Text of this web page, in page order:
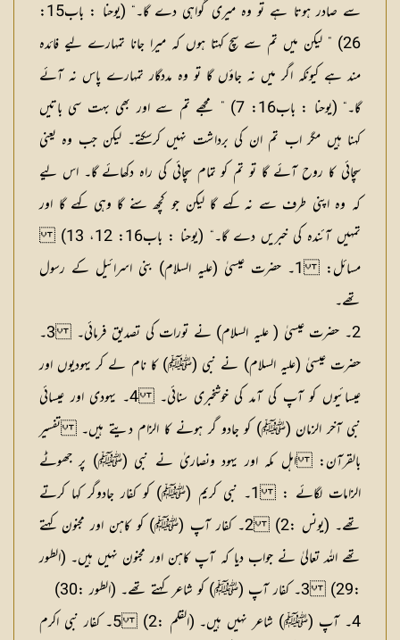
سے صادر ہوتا ہے تو وہ میری گواہی دے گا۔“ (یوحنا : باب15:
26) ” لیکن میں تم سے سچ کہتا ہوں کہ میرا جانا تمہارے لیے فائدہ
مند ہے کیونکہ اگر میں نہ جاؤں گا تو وہ مددگار تمہارے پاس نہ آئے
گا۔“ (یوحنا : باب16: 7) ” مجھے تم سے اور بھی بہت سی باتیں
کہنا ہیں مگر اب تم ان کی برداشت نہیں کرسکتے۔ لیکن جب وہ یعنی
سچائی کا روح آئے گا تو تم کو تمام سچائی کی راہ دکھائے گا۔ اس لیے
کہ وہ اپنی طرف سے نہ کہے گا لیکن جو کچھ سنے گا وہی کہے گا اور
تمہیں آئندہ کی خبریں دے گا۔“ (یوحنا : باب16: 12، 13)
مسائل:
1۔ حضرت عیسیٰ (علیہ السلام) بنی اسرائیل کے رسول
تھے۔
2۔ حضرت عیسیٰ ( علیہ السلام) نے تورات کی تصدیق فرمائی۔ 3۔
حضرت عیسیٰ (علیہ السلام) نے نبی (ﷺ) کا نام لے کر یہودیوں اور
عیسائیوں کو آپ کی آمد کی خوشخبری سنائی۔ 4۔ یہودی اور عیسائی
نبی آخر الزمان (ﷺ) کو جادو گر ہونے کا الزام دیتے ہیں۔تفسیر
بالقرآن: اہل مکہ اور یہود ونصاریٰ نے نبی (ﷺ) پر جھوٹے
الزامات لگائے :
1۔ نبی کریم (ﷺ) کو کفار جادوگر کہا کرتے
تھے۔ (یونس :2) 2۔ کفار آپ (ﷺ) کو کاہن اور مجنون کہتے
تھے اللہ تعالیٰ نے جواب دیا کہ آپ کاہن اور مجنون نہیں ہیں۔ (الطور
:29) 3۔ کفار آپ (ﷺ) کو شاعر کہتے تھے۔ (الطور :30)
4۔ آپ (ﷺ) شاعر نہیں ہیں۔ (القلم :2) 5۔ کفار نبی اکرم